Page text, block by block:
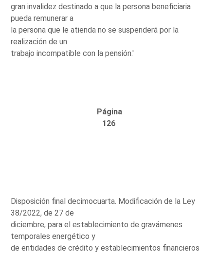
gran invalidez destinado a que la persona beneficiaria
pueda remunerar a
la persona que le atienda no se suspenderá por la
realización de un
trabajo incompatible con la pensión.'
Página
126
Disposición final decimocuarta. Modificación de la Ley
38/2022, de 27 de
diciembre, para el establecimiento de gravámenes
temporales energético y
de entidades de crédito y establecimientos financieros